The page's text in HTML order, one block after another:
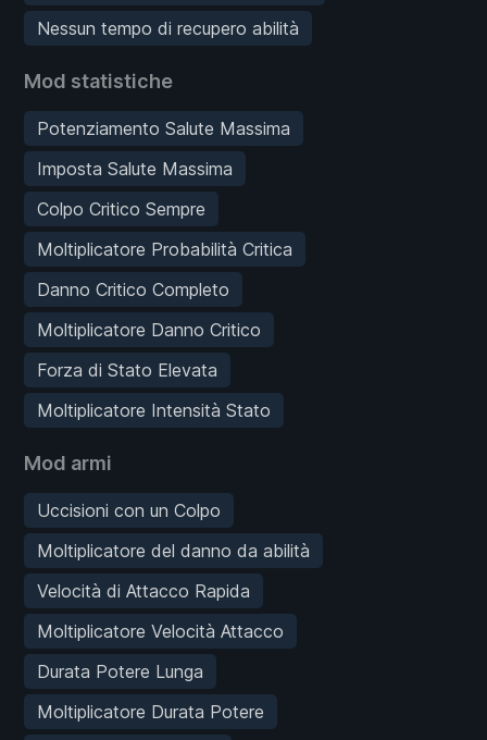
Nessun tempo di recupero abilità
Mod statistiche
Potenziamento Salute Massima
Imposta Salute Massima
Colpo Critico Sempre
Moltiplicatore Probabilità Critica
Danno Critico Completo
Moltiplicatore Danno Critico
Forza di Stato Elevata
Moltiplicatore Intensità Stato
Mod armi
Uccisioni con un Colpo
Moltiplicatore del danno da abilità
Velocità di Attacco Rapida
Moltiplicatore Velocità Attacco
Durata Potere Lunga
Moltiplicatore Durata Potere